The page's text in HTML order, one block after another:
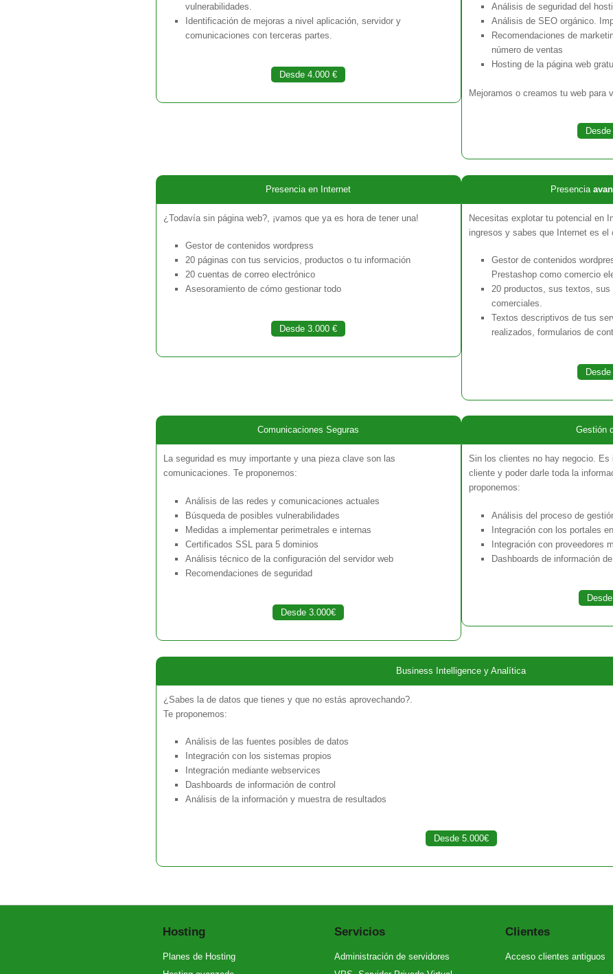
vulnerabilidades.
Identificación de mejoras a nivel aplicación, servidor y
comunicaciones con terceras partes.
Desde 4.000 €
Análisis de seguridad del
Análisis de SEO orgánico.
Recomendaciones de
número de ventas
Hosting de la página web
Mejoramos o creamos tu web para
Presencia en Internet
¿Todavía sin página web?, ¡vamos que ya es hora de tener una!
Gestor de contenidos wordpress
20 páginas con tus servicios, productos o tu información
20 cuentas de correo electrónico
Asesoramiento de cómo gestionar todo
Desde 3.000 €
Presencia
Necesitas explotar tu potencial en
ingresos y sabes que Internet es el
Gestor de contenidos
Prestashop como comercio
20 productos, sus textos,
comerciales.
Textos descriptivos de tus
realizados, formularios de
Comunicaciones Seguras
La seguridad es muy importante y una pieza clave son las
comunicaciones. Te proponemos:
Análisis de las redes y comunicaciones actuales
Búsqueda de posibles vulnerabilidades
Medidas a implementar perimetrales e internas
Certificados SSL para 5 dominios
Análisis técnico de la configuración del servidor web
Recomendaciones de seguridad
Desde 3.000€
Gestión
Sin los clientes no hay negocio. Es
cliente y poder darle toda la
proponemos:
Análisis del proceso de
Integración con los portales
Integración con proveedores
Dashboards de información
Business Intelligence y Analítica
¿Sabes la de datos que tienes y que no estás aprovechando?.
Te proponemos:
Análisis de las fuentes posibles de datos
Integración con los sistemas propios
Integración mediante webservices
Dashboards de información de control
Análisis de la información y muestra de resultados
Desde 5.000€
Hosting
Planes de Hosting
Servicios
Administración de servidores
Clientes
Acceso clientes antiguos